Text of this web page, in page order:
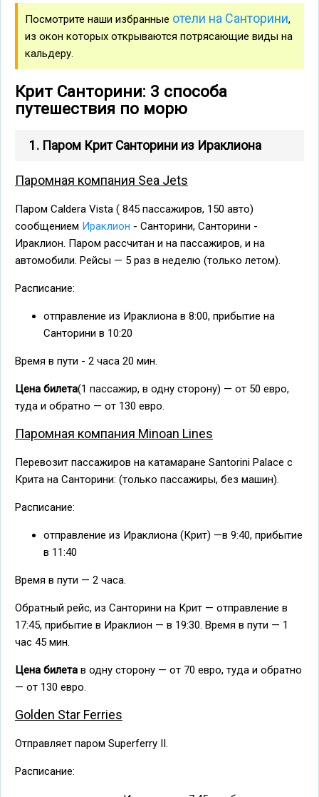
Посмотрите наши избранные отели на Санторини,
из окон которых открываются потрясающие виды на
кальдеру.
Крит Санторини: 3 способа
путешествия по морю
1. Паром Крит Санторини из Ираклиона
Паромная компания Sea Jets
Паром Caldera Vista ( 845 пассажиров, 150 авто)
сообщением Ираклион - Санторини, Санторини -
Ираклион. Паром рассчитан и на пассажиров, и на
автомобили. Рейсы — 5 раз в неделю (только летом).
Расписание:
отправление из Ираклиона в 8:00, прибытие на
Санторини в 10:20
Время в пути - 2 часа 20 мин.
Цена билета(1 пассажир, в одну сторону) — от 50 евро,
туда и обратно — от 130 евро.
Паромная компания Minoan Lines
Перевозит пассажиров на катамаране Santorini Palace с
Крита на Санторини: (только пассажиры, без машин).
Расписание:
отправление из Ираклиона (Крит) —в 9:40, прибытие
в 11:40
Время в пути — 2 часа.
Обратный рейс, из Санторини на Крит — отправление в
17:45, прибытие в Ираклион — в 19:30. Время в пути — 1
час 45 мин.
Цена билета в одну сторону — от 70 евро, туда и обратно
— от 130 евро.
Golden Star Ferries
Отправляет паром Superferry II.
Расписание: